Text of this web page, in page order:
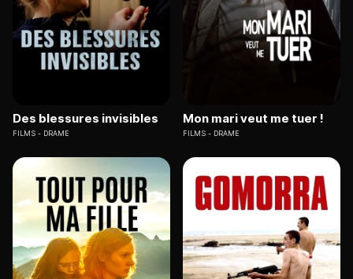
Des blessures invisibles
FILMS DRAME
Mon mari veut me tuer !
FILMS DRAME